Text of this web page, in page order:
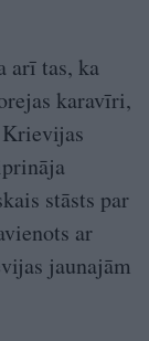
arī tas, ka
karavīri,
stāsts par
ar
jaunajām